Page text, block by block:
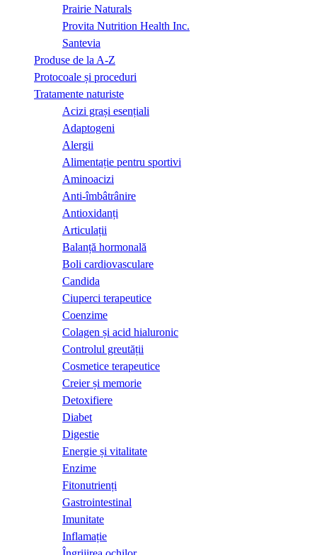
Prairie Naturals
Provita Nutrition Health Inc.
Santevia
Produse de la A-Z
Protocoale și proceduri
Tratamente naturiste
Acizi grași esențiali
Adaptogeni
Alergii
Alimentație pentru sportivi
Aminoacizi
Anti-îmbâtrânire
Antioxidanți
Articulații
Balanță hormonală
Boli cardiovasculare
Candida
Ciuperci terapeutice
Coenzime
Colagen și acid hialuronic
Controlul greutății
Cosmetice terapeutice
Creier și memorie
Detoxifiere
Diabet
Digestie
Energie și vitalitate
Enzime
Fitonutrienți
Gastrointestinal
Imunitate
Inflamație